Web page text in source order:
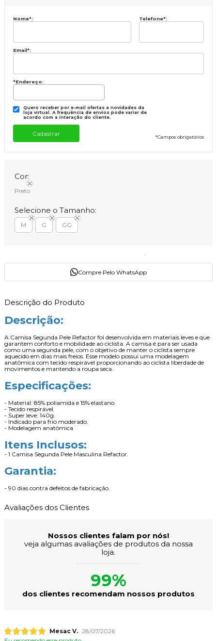
Nome*: Telefone*:
Email*:
*Endereço:
Quero receber por e-mail ofertas e novidades da
loja virtual. A frequência de envios pode variar de
acordo com a interação do cliente.
*Campos obrigatórios
Cor:
Preto
Selecione o Tamanho:
M G GG
Compre Pelo WhatsApp
Descrição do Produto
Descrição:
A Camisa Segunda Pele Refactor foi desenvolvida em materiais leves e que
garantem conforto e mobilidade ao ciclista. A camisa é para ser usada
como uma segunda pele, com o objetivo de manter o ciclista sempre
aquecido em dias mais freios. Esse modelo possui uma modelagem
anatômica com tecido respirável proporcionando ao ciclista liberdade de
movimentos e mantendo a roupa seca.
Especificações:
- Material: 85% poliamida e 15% elastano.
- Tecido respirável.
- Super leve: 140g.
- Indicado para frio moderado.
- Modelagem anatômica.
Itens Inclusos:
- 1 Camisa Segunda Pele Masculina Refactor.
Garantia:
- 90 dias contra defeitos de fabricação.
Avaliações dos Clientes
Nossos clientes falam por nós!
veja algumas avaliações de produtos da nossa
loja.
99%
dos clientes recomendam nossos produtos
Mesac V. 28/07/2026